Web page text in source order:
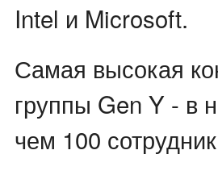
Intel и Microsoft.
Самая высокая
группы Gen Y - в
чем 100